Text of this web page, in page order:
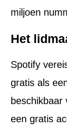
miljoen
Het
Spotify
gratis als
beschikbaar
een gratis